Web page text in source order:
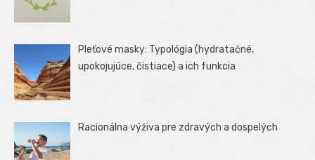
Pleťové masky: Typológia (hydratačné,
upokojujúce, čistiace) a ich funkcia
Racionálna výživa pre zdravých a dospelých